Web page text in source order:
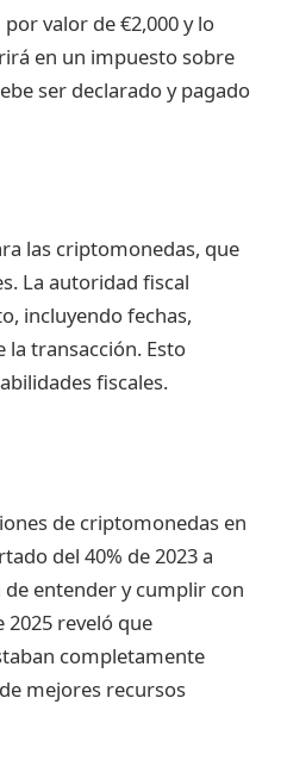
por valor de €2,000 y lo
en un impuesto sobre
ser declarado y pagado
las criptomonedas, que
La autoridad fiscal
incluyendo fechas,
transacción. Esto
fiscales.
de criptomonedas en
del 40% de 2023 a
entender y cumplir con
2025 reveló que
completamente
mejores recursos